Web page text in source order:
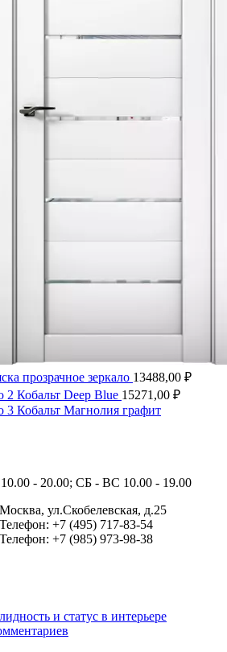
прозрачное зеркало 13488,00 ₽
2 Кобальт Deep Blue 15271,00 ₽
3 Кобальт Магнолия графит
- 20.00; СБ - ВС 10.00 - 19.00
Москва, ул.Скобелевская, д.25
Телефон: +7 (495) 717-83-54
Телефон: +7 (985) 973-98-38
и статус в интерьере